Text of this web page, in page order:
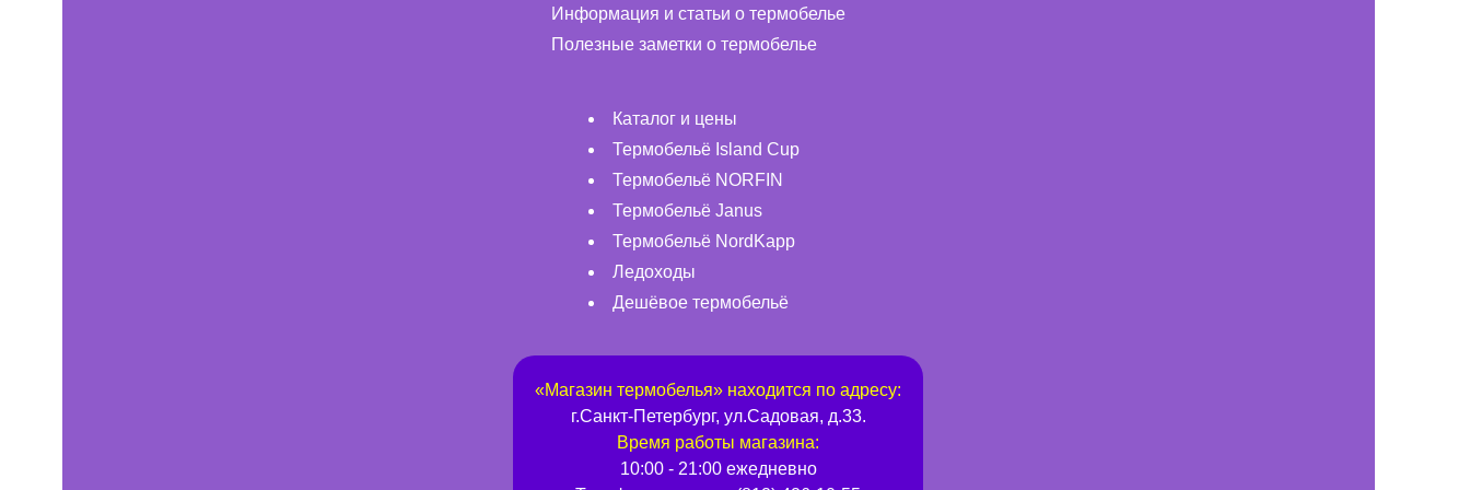
Информация и статьи о термобелье
Полезные заметки о термобелье
Каталог и цены
Термобельё Island Cup
Термобельё NORFIN
Термобельё Janus
Термобельё NordKapp
Ледоходы
Дешёвое термобельё
«Магазин термобелья» находится по адресу:
г.Санкт-Петербург, ул.Садовая, д.33.
Время работы магазина:
10:00 - 21:00 ежедневно